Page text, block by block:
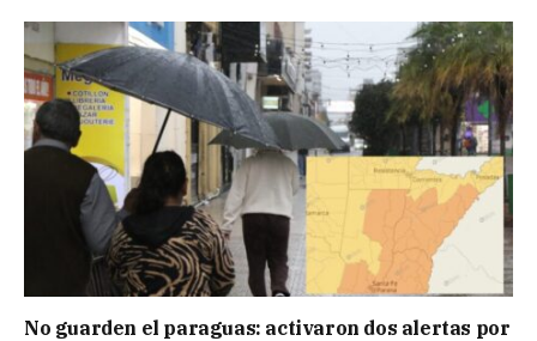
No guarden el paraguas: activaron dos alertas por